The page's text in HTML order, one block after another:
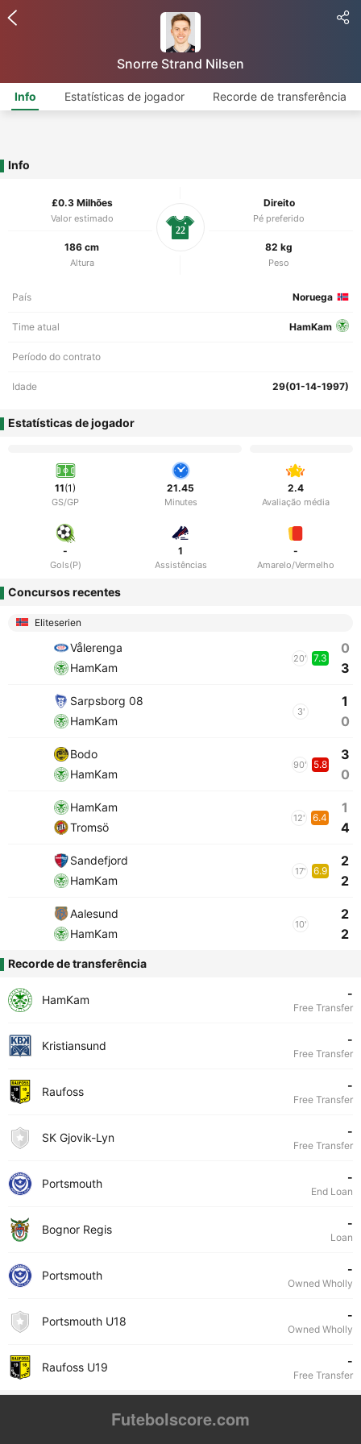
Snorre Strand Nilsen
Info Estatísticas de jogador Recorde de transferência
Info
£0.3 Milhões
Valor estimado
Direito
Pé preferido
186 cm
Altura
82 kg
Peso
22
País Noruega
Time atual HamKam
Período do contrato
Idade 29(01-14-1997)
Estatísticas de jogador
11(1)
GS/GP
21.45
Minutes
2.4
Avaliação média
-
Gols(P)
1
Assistências
-
Amarelo/Vermelho
Concursos recentes
Eliteserien
Vålerenga
HamKam
20' 7.3
0
3
Sarpsborg 08
HamKam
3'
1
0
Bodo
HamKam
90' 5.8
3
0
HamKam
Tromsö
12' 6.4
1
4
Sandefjord
HamKam
17' 6.9
2
2
Aalesund
HamKam
10'
2
2
Recorde de transferência
HamKam -
Free Transfer
Kristiansund -
Free Transfer
Raufoss -
Free Transfer
SK Gjovik-Lyn -
Free Transfer
Portsmouth -
End Loan
Bognor Regis -
Loan
Portsmouth -
Owned Wholly
Portsmouth U18 -
Owned Wholly
Raufoss U19 -
Free Transfer
Futebolscore.com